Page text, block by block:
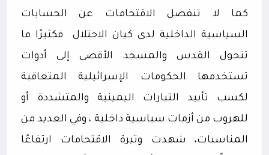
كما لا تنفصل الاقتحامات عن الحسابات
السياسية الداخلية لدى كيان الاحتلال
فكثيرًا ما
تتحول القدس والمسجد الأقصى إلى أدوات
تستخدمها الحكومات الإسرائيلية المتعاقبة
لكسب تأييد التيارات اليمينية والمتشددة أو
للهروب من أزمات سياسية داخلية ، وفي العديد من
المناسبات، شهدت وتيرة الاقتحامات ارتفاعًا